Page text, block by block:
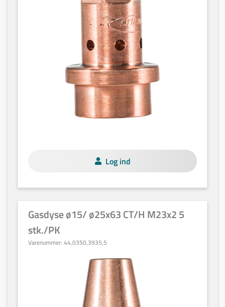
Log ind
Gasdyse ø15/ ø25x63 CT/H M23x2 5
stk./PK
Varenummer: 44,0350,3935,5